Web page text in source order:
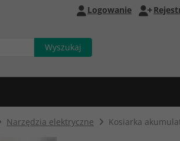
Logowanie
Narzędzia elektryczne Kosiarka